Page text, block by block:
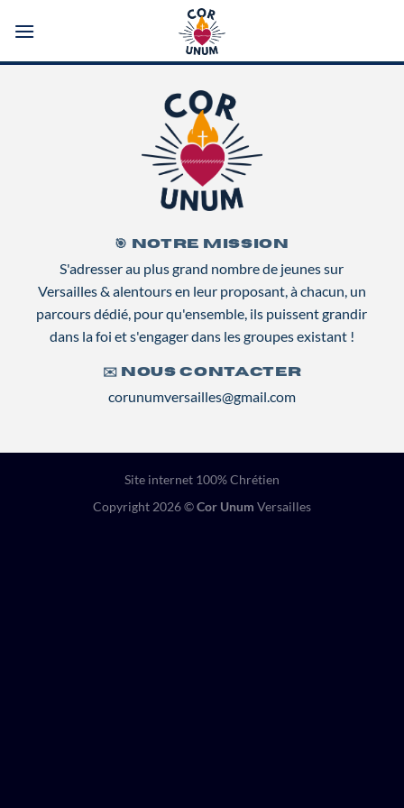
🎯 NOTRE MISSION
S'adresser au plus grand nombre de jeunes sur
Versailles & alentours en leur proposant, à chacun, un
parcours dédié, pour qu'ensemble, ils puissent grandir
dans la foi et s'engager dans les groupes existant !
✉️ NOUS CONTACTER
corunumversailles@gmail.com
Site internet 100% Chrétien
Copyright 2026 ©Cor Unum Versailles